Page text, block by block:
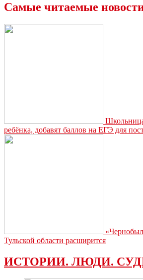
лечить
Самые читаемые
ребёнка, добавят баллов на ЕГЭ для
Тульской области расширится
ИСТОРИИ. ЛЮДИ.